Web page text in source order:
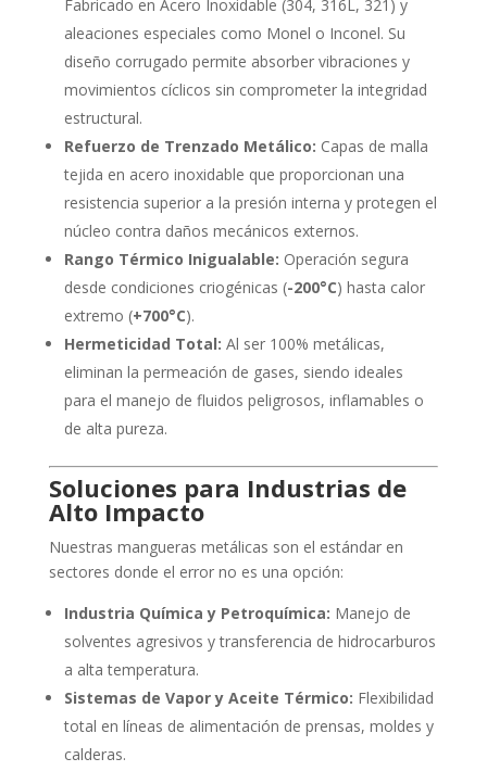
Fabricado en Acero Inoxidable (304, 316L, 321) y
aleaciones especiales como Monel o Inconel. Su
diseño corrugado permite absorber vibraciones y
movimientos cíclicos sin comprometer la integridad
estructural.
Refuerzo de Trenzado Metálico: Capas de malla
tejida en acero inoxidable que proporcionan una
resistencia superior a la presión interna y protegen el
núcleo contra daños mecánicos externos.
Rango Térmico Inigualable: Operación segura
desde condiciones criogénicas (-200°C) hasta calor
extremo (+700°C).
Hermeticidad Total: Al ser 100% metálicas,
eliminan la permeación de gases, siendo ideales
para el manejo de fluidos peligrosos, inflamables o
de alta pureza.
Soluciones para Industrias de
Alto Impacto
Nuestras mangueras metálicas son el estándar en
sectores donde el error no es una opción:
Industria Química y Petroquímica: Manejo de
solventes agresivos y transferencia de hidrocarburos
a alta temperatura.
Sistemas de Vapor y Aceite Térmico: Flexibilidad
total en líneas de alimentación de prensas, moldes y
calderas.